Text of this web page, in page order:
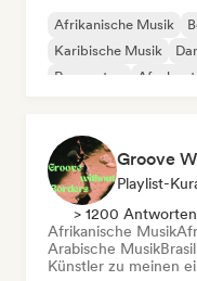
Afrikanische Musik
Karibische Musik
Reggaeton
Groove
Playlist-
> 1200
Afrikanische Musik
Arabische Musik
Künstler zu meinen